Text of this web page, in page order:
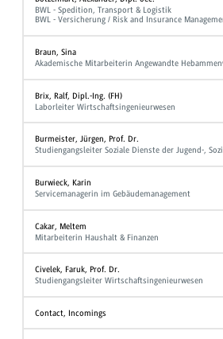
BWL - Spedition, Transport & Logistik
BWL - Versicherung / Risk and Insurance
Braun, Sina
Akademische Mitarbeiterin Angewandte
Brix, Ralf, Dipl.-Ing. (FH)
Laborleiter Wirtschaftsingenieurwesen
Burmeister, Jürgen, Prof. Dr.
Studiengangsleiter Soziale Dienste der Jugend-,
Burwieck, Karin
Servicemanagerin im Gebäudemanagement
Cakar, Meltem
Mitarbeiterin Haushalt & Finanzen
Civelek, Faruk, Prof. Dr.
Studiengangsleiter Wirtschaftsingenieurwesen
Contact, Incomings